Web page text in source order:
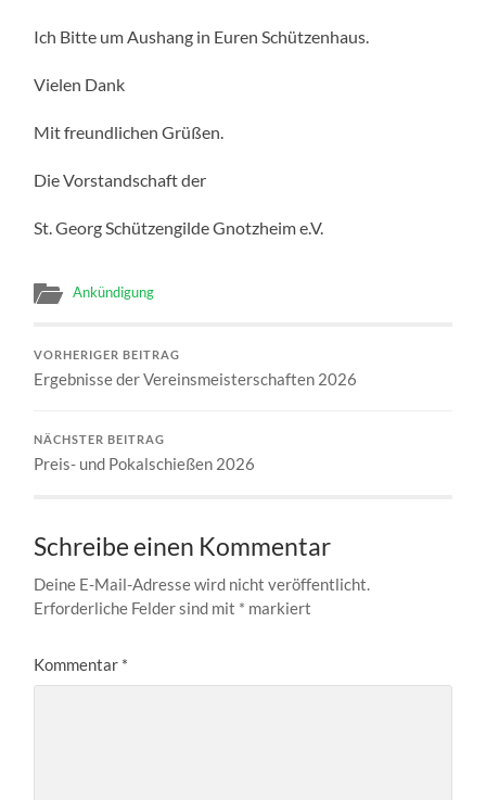
Ich Bitte um Aushang in Euren Schützenhaus.
Vielen Dank
Mit freundlichen Grüßen.
Die Vorstandschaft der
St. Georg Schützengilde Gnotzheim e.V.
Ankündigung
VORHERIGER BEITRAG
Ergebnisse der Vereinsmeisterschaften 2026
NÄCHSTER BEITRAG
Preis- und Pokalschießen 2026
Schreibe einen Kommentar
Deine E-Mail-Adresse wird nicht veröffentlicht.
Erforderliche Felder sind mit * markiert
Kommentar *